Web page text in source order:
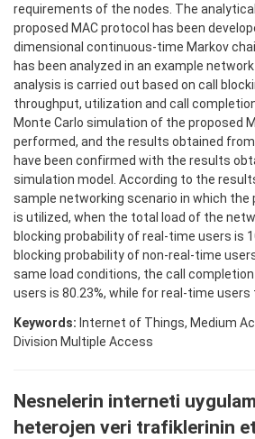
requirements of the nodes. The
proposed MAC protocol has been
dimensional continuous-time Markov
has been analyzed in an example
analysis is carried out based on call
throughput, utilization and call
Monte Carlo simulation of the proposed
performed, and the results obtained
have been confirmed with the results
simulation model. According to the
sample networking scenario in which the
is utilized, when the total load of the
blocking probability of real-time users is
blocking probability of non-real-time
same load conditions, the call
users is 80.23%, while for real-time users
Keywords: Internet of Things, Medium
Division Multiple Access
Nesnelerin interneti
heterojen veri trafiklerinin